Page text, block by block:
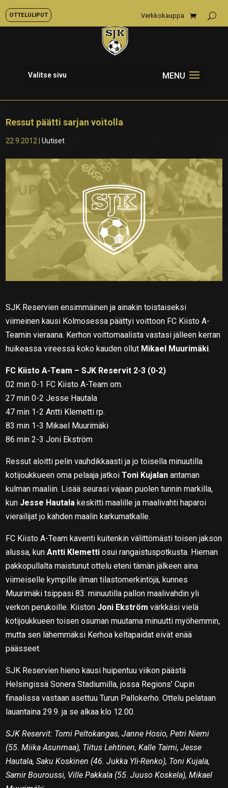
OTTELULIPUT Verkkokauppa
Valitse sivu
Ressut päätti sarjan voitolla
22.9.2012 |Uutiset
SJK Reservien ensimmäinen ja ainakin toistaiseksi
viimeinen kausi Kolmosessa päättyi voittoon FC Kiisto A-
Teamin vieraana. Kerhon voittomaalista vastasi jälleen kerran
huikeassa vireessä koko kauden ollut Mikael Muurimäki.
FC Kiisto A-Team – SJK Reservit 2-3 (0-2)
02 min 0-1 FC Kiisto A-Team om.
27 min 0-2 Jesse Hautala
47 min 1-2 Antti Klemetti rp.
83 min 1-3 Mikael Muurimäki
86 min 2-3 Joni Ekström
Ressut aloitti pelin vauhdikkaasti ja jo toisella minuutilla
kotijoukkueen oma pelaaja jatkoiToni Kujalan antaman
kulman maaliin. Lisää seurasi vajaan puolen tunnin markilla,
kun Jesse Hautala keskitti maalille ja maalivahti haparoi
vierailijat jo kahden maalin karkumatkalle.
FC Kiisto A-Team kaventi kuitenkin välittömästi toisen jakson
alussa, kunAntti Klemetti osui rangaistuspotkusta. Hieman
pakkopullalta maistunut ottelu eteni tämän jälkeen aina
viimeiselle kympille ilman tilastomerkintöjä, kunnes
Muurimäki tsippasi 83. minuutilla pallon maalivahdin yli
verkon perukoille. Kiiston Joni Ekström värkkäsi vielä
kotijoukkueen toisen osuman muutama minuutti myöhemmin,
mutta sen lähemmäksi Kerhoa keltapaidat eivät enää
päässeet.
SJK Reservien hieno kausi huipentuu viikon päästä
Helsingissä Sonera Stadiumilla, jossa Regions’ Cupin
finaalissa vastaan asettuu Turun Pallokerho. Ottelu pelataan
lauantaina 29.9. ja se alkaa klo 12.00.
SJK Reservit: Tomi Peltokangas, Janne Hosio, Petri Niemi
(55. Miika Asunmaa), Tiitus Lehtinen, Kalle Taimi, Jesse
Hautala, Saku Koskinen (46. Jukka Yli-Renko), Toni Kujala,
Samir Bouroussi, Ville Pakkala (55. Juuso Koskela), Mikael